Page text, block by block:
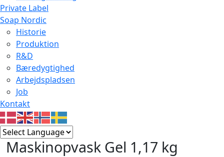
Private Label
Soap Nordic
Historie
Produktion
R&D
Bæredygtighed
Arbejdspladsen
Job
Kontakt
Maskinopvask Gel 1,17 kg